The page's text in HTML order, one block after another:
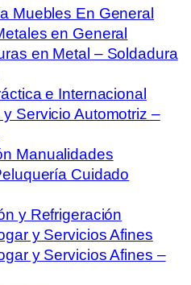
Muebles En General
en General
en Metal – Soldadura
e Internacional
Servicio Automotriz –
Manualidades
Cuidado
y Refrigeración
y Servicios Afines
y Servicios Afines –